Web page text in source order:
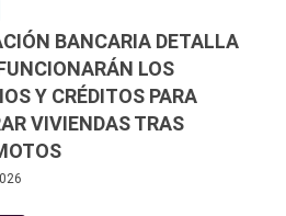
BANCARIA DETALLA
LOS
Y CRÉDITOS PARA
VIVIENDAS TRAS